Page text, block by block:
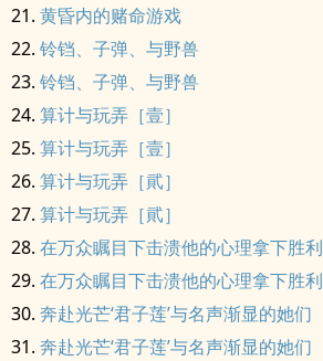
黄昏内的赌命游戏
铃铛、子弹、与野兽
铃铛、子弹、与野兽
算计与玩弄［壹］
算计与玩弄［壹］
算计与玩弄［貮］
算计与玩弄［貮］
在万众瞩目下击溃他的心理拿下胜利
在万众瞩目下击溃他的心理拿下胜利
奔赴光芒‘君子莲’与名声渐显的她们
奔赴光芒‘君子莲’与名声渐显的她们